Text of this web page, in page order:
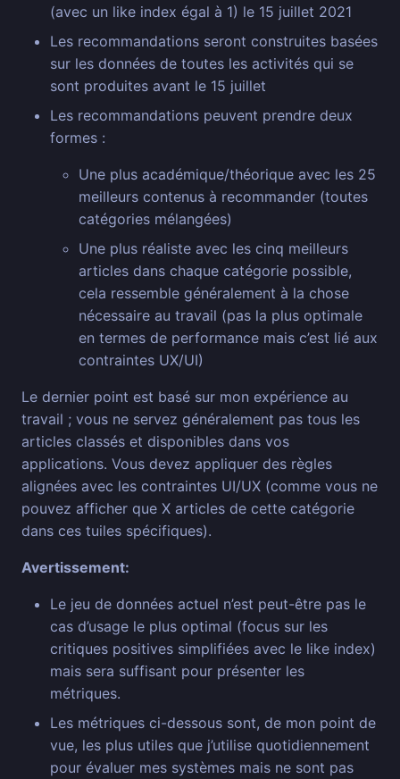
(avec un like index égal à 1) le 15 juillet 2021
Les recommandations seront construites basées
sur les données de toutes les activités qui se
sont produites avant le 15 juillet
Les recommandations peuvent prendre deux
formes :
Une plus académique/théorique avec les 25
meilleurs contenus à recommander (toutes
catégories mélangées)
Une plus réaliste avec les cinq meilleurs
articles dans chaque catégorie possible,
cela ressemble généralement à la chose
nécessaire au travail (pas la plus optimale
en termes de performance mais c’est lié aux
contraintes UX/UI)
Le dernier point est basé sur mon expérience au
travail ; vous ne servez généralement pas tous les
articles classés et disponibles dans vos
applications. Vous devez appliquer des règles
alignées avec les contraintes UI/UX (comme vous ne
pouvez afficher que X articles de cette catégorie
dans ces tuiles spécifiques).
Avertissement:
Le jeu de données actuel n’est peut-être pas le
cas d’usage le plus optimal (focus sur les
critiques positives simplifiées avec le like index)
mais sera suffisant pour présenter les
métriques.
Les métriques ci-dessous sont, de mon point de
vue, les plus utiles que j’utilise quotidiennement
pour évaluer mes systèmes mais ne sont pas